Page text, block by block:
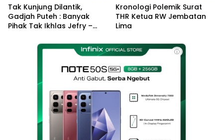
Tak Kunjung Dilantik,
Gadjah Puteh : Banyak
Pihak Tak Ikhlas Jefry –
Kronologi Polemik Surat
THR Ketua RW Jembatan
Lima
ⓘ